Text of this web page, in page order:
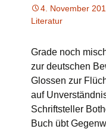
4. November
Literatur
Grade noch
zur deutschen
Glossen zur
auf
Schriftsteller
Buch übt